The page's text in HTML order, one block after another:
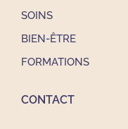
SOINS
BIEN-ÊTRE
FORMATIONS
CONTACT